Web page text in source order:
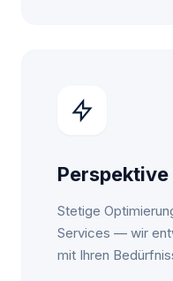
Perspektive
Stetige
Services — wir
mit Ihren